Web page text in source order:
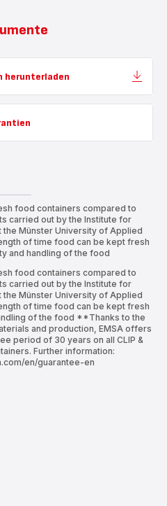
herunterladen
food containers compared to
carried out by the Institute for
the Münster University of Applied
of time food can be kept fresh
and handling of the food
food containers compared to
carried out by the Institute for
the Münster University of Applied
of time food can be kept fresh
of the food **Thanks to the
and production, EMSA offers
period of 30 years on all CLIP &
Further information:
en/guarantee-en